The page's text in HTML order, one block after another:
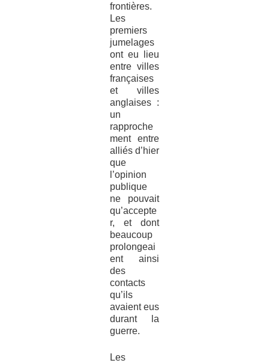
frontières.
Les
premiers
jumelages
ont eu lieu
entre villes
françaises
et villes
anglaises :
un
rapproche
ment entre
alliés d’hier
que
l’opinion
publique
ne pouvait
qu’accepte
r, et dont
beaucoup
prolongeai
ent ainsi
des
contacts
qu’ils
avaient eus
durant la
guerre.
Les